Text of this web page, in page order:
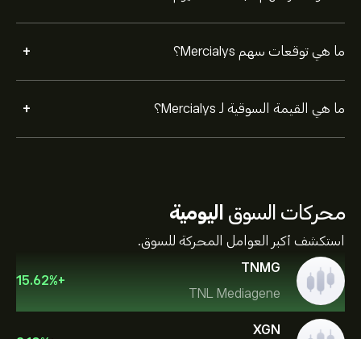
ما هي توقعات سهم Mercialys؟ +
ما هي القيمة السوقية لـ Mercialys؟ +
محركات السوق اليومية
استكشف أكبر العوامل المحركة للسوق.
TNMG
TNL Mediagene
+
15.62%
XGN